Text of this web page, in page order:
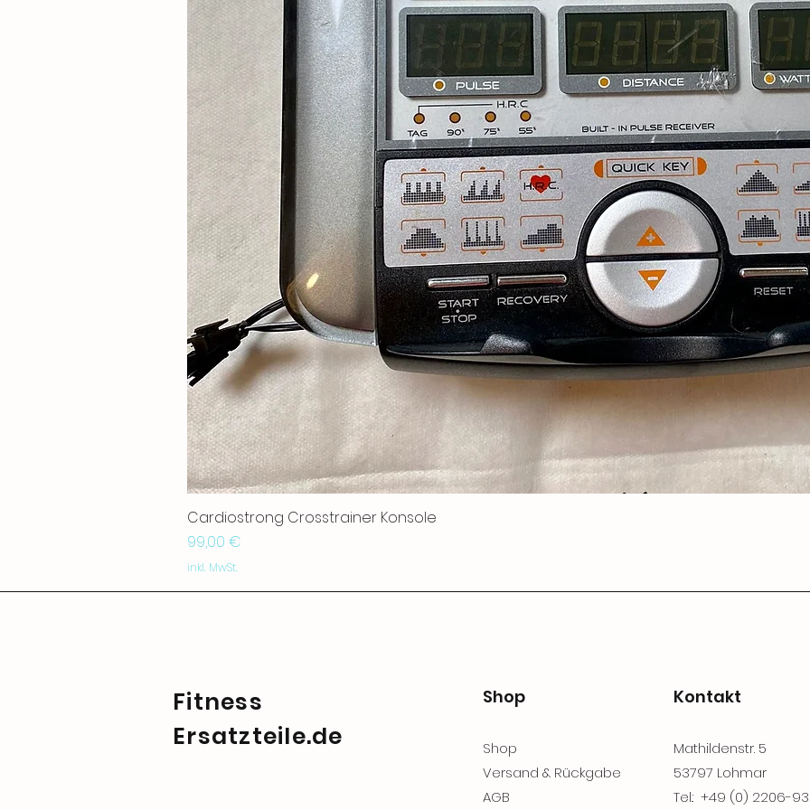
Cardiostrong Crosstrainer Konsole
Preis
99,00 €
inkl. MwSt.
Fitness
Ersatzteile.de
Shop
Shop
Versand & Rückgabe
AGB
Kontakt
Mathildenstr. 5
53797 Lohmar
Tel.: +49 (0) 2206-